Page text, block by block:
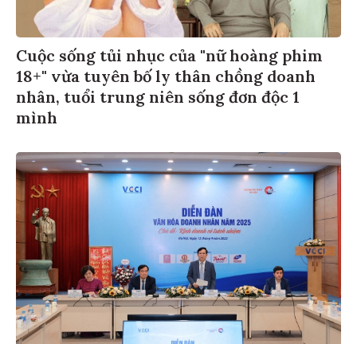
Cuộc sống tủi nhục của "nữ hoàng phim
18+" vừa tuyên bố ly thân chồng doanh
nhân, tuổi trung niên sống đơn độc 1
mình